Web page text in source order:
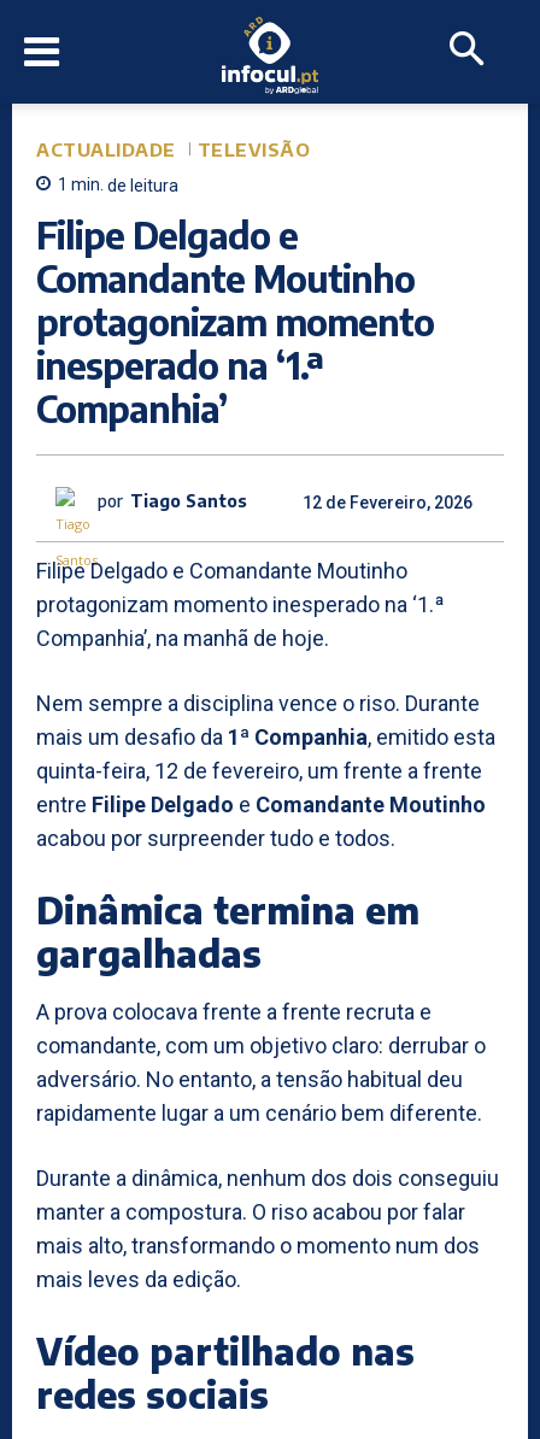
ACTUALIDADE TELEVISÃO
1 min. de leitura
Filipe Delgado e
Comandante Moutinho
protagonizam momento
inesperado na ‘1.ª
Companhia’
por Tiago Santos 12 de Fevereiro, 2026
Filipe Delgado e Comandante Moutinho
protagonizam momento inesperado na ‘1.ª
Companhia’, na manhã de hoje.
Nem sempre a disciplina vence o riso. Durante
mais um desafio da 1ª Companhia, emitido esta
quinta-feira, 12 de fevereiro, um frente a frente
entre Filipe Delgado e Comandante Moutinho
acabou por surpreender tudo e todos.
Dinâmica termina em
gargalhadas
A prova colocava frente a frente recruta e
comandante, com um objetivo claro: derrubar o
adversário. No entanto, a tensão habitual deu
rapidamente lugar a um cenário bem diferente.
Durante a dinâmica, nenhum dos dois conseguiu
manter a compostura. O riso acabou por falar
mais alto, transformando o momento num dos
mais leves da edição.
Vídeo partilhado nas
redes sociais